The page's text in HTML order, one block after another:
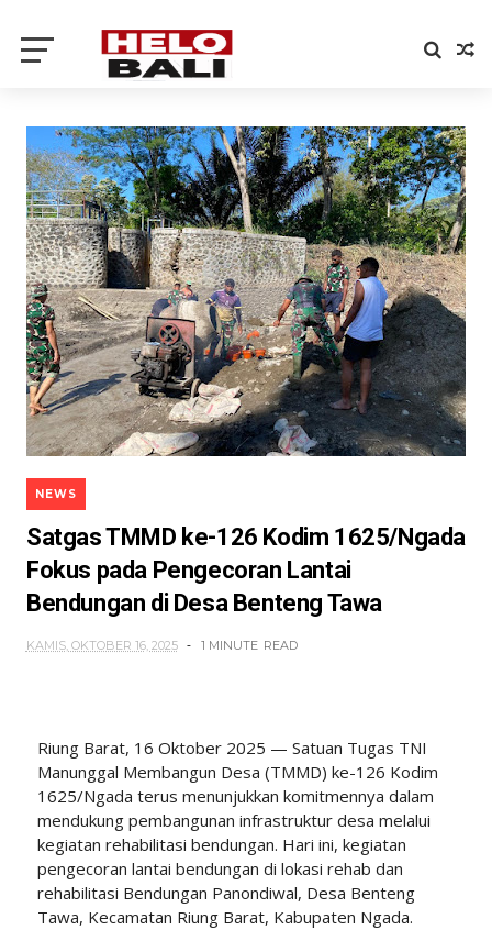
NEWS
Satgas TMMD ke-126 Kodim 1625/Ngada
Fokus pada Pengecoran Lantai
Bendungan di Desa Benteng Tawa
KAMIS, OKTOBER 16, 2025 1 MINUTE READ
Riung Barat, 16 Oktober 2025 — Satuan Tugas TNI
Manunggal Membangun Desa (TMMD) ke-126 Kodim
1625/Ngada terus menunjukkan komitmennya dalam
mendukung pembangunan infrastruktur desa melalui
kegiatan rehabilitasi bendungan. Hari ini, kegiatan
pengecoran lantai bendungan di lokasi rehab dan
rehabilitasi Bendungan Panondiwal, Desa Benteng
Tawa, Kecamatan Riung Barat, Kabupaten Ngada.